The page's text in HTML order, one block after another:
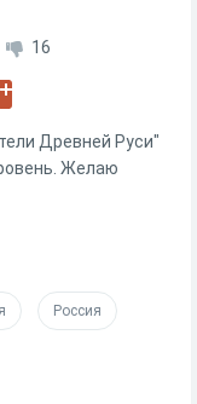
16
Древней Руси"
Желаю
Россия